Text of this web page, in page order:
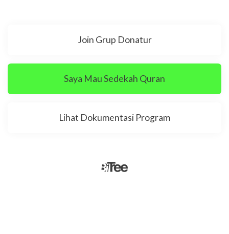
Join Grup Donatur
Saya Mau Sedekah Quran
Lihat Dokumentasi Program